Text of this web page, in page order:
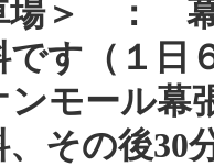
場＞ ： 幕
す（１日
モール幕
、その後30